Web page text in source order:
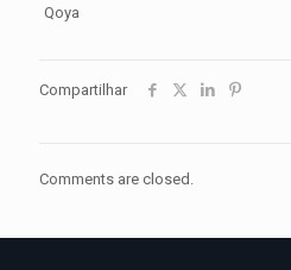
Qoya
Compartilhar
Comments are closed.